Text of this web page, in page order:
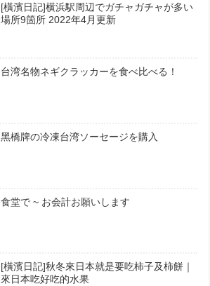
[橫濱日記]横浜駅周辺でガチャガチャが多い
場所9箇所 2022年4月更新
台湾名物ネギクラッカーを食べ比べる！
黑橋牌の冷凍台湾ソーセージを購入
食堂で ~ お会計お願いします
[橫濱日記]秋冬來日本就是要吃柿子及柿餅｜
來日本吃好吃的水果